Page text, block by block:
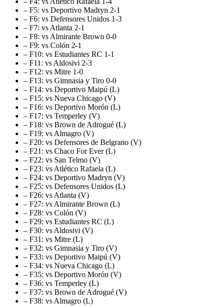
– F5: vs Deportivo Madryn 2-1
– F6: vs Defensores Unidos 1-3
– F7: vs Atlanta 2-1
– F8: vs Almirante Brown 0-0
– F9: vs Colón 2-1
– F10: vs Estudiantes RC 1-1
– F11: vs Aldosivi 2-3
– F12: vs Mitre 1-0
– F13: vs Gimnasia y Tiro 0-0
– F14: vs Deportivo Maipú (L)
– F15: vs Nueva Chicago (V)
– F16: vs Deportivo Morón (L)
– F17: vs Temperley (V)
– F18: vs Brown de Adrogué (L)
– F19: vs Almagro (V)
– F20: vs Defensores de Belgrano (V)
– F21: vs Chaco For Ever (L)
– F22: vs San Telmo (V)
– F23: vs Atlético Rafaela (L)
– F24: vs Deportivo Madryn (V)
– F25: vs Defensores Unidos (L)
– F26: vs Atlanta (V)
– F27: vs Almirante Brown (L)
– F28: vs Colón (V)
– F29: vs Estudiantes RC (L)
– F30: vs Aldosivi (V)
– F31: vs Mitre (L)
– F32: vs Gimnasia y Tiro (V)
– F33: vs Deportivo Maipú (V)
– F34: vs Nueva Chicago (L)
– F35: vs Deportivo Morón (V)
– F36: vs Temperley (L)
– F37: vs Brown de Adrogué (V)
– F38: vs Almagro (L)